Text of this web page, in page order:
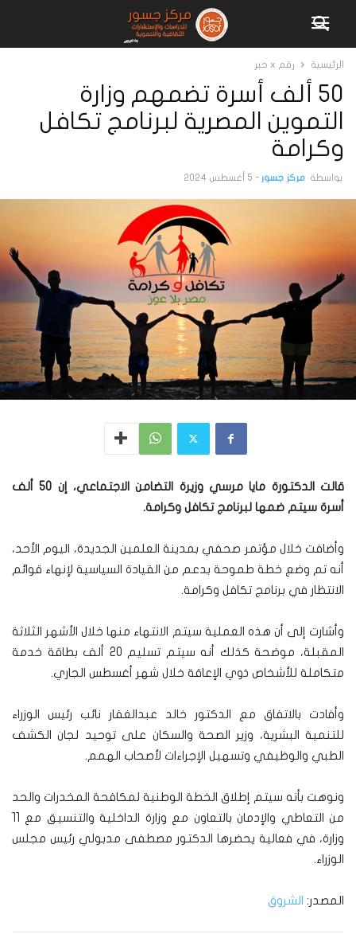
الرئيسية رقم x خبر
50 ألف أسرة تضمهم وزارة
التموين المصرية لبرنامج تكافل
وكرامة
بواسطة مركز جسور - 5 أغسطس 2024
قالت الدكتورة مايا مرسي وزيرة التضامن الاجتماعي، إن 50 ألف
أسرة سيتم ضمها لبرنامج تكافل وكرامة.
وأضافت خلال مؤتمر صحفي بمدينة العلمين الجديدة، اليوم الأحد،
أنه تم وضع خطة طموحة بدعم من القيادة السياسية لإنهاء قوائم
الانتظار في برنامج تكافل وكرامة.
وأشارت إلى أن هذه العملية سيتم الانتهاء منها خلال الأشهر الثلاثة
المقبلة، موضحة كذلك أنه سيتم تسليم 20 ألف بطاقة خدمة
متكاملة للأشخاص ذوي الإعاقة خلال شهر أغسطس الجاري.
وأفادت بالاتفاق مع الدكتور خالد عبدالغفار نائب رئيس الوزراء
للتنمية البشرية، وزير الصحة والسكان على توحيد لجان الكشف
الطبي والوظيفي وتسهيل الإجراءات لأصحاب الهمم.
ونوهت بأنه سيتم إطلاق الخطة الوطنية لمكافحة المخدرات والحد
من التعاطي والإدمان بالتعاون مع وزارة الداخلية والتنسيق مع 11
وزارة، في فعالية يحضرها الدكتور مصطفى مدبولي رئيس مجلس
الوزراء.
المصدر: الشروق